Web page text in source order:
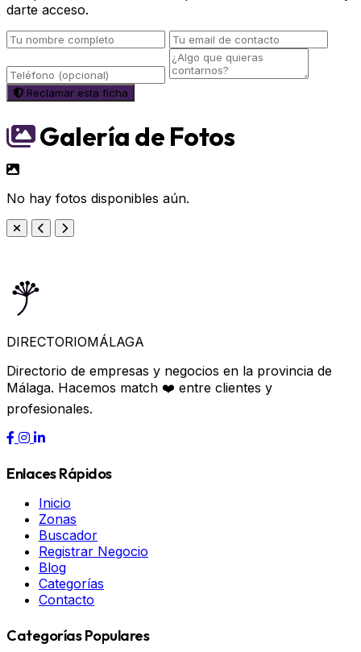
darte acceso.
Reclamar esta ficha
Galería de Fotos
No hay fotos disponibles aún.
DIRECTORIOMÁLAGA
Directorio de empresas y negocios en la provincia de
Málaga. Hacemos match ❤️ entre clientes y
profesionales.
Enlaces Rápidos
Inicio
Zonas
Buscador
Registrar Negocio
Blog
Categorías
Contacto
Categorías Populares